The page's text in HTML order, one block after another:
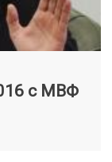
с МВФ